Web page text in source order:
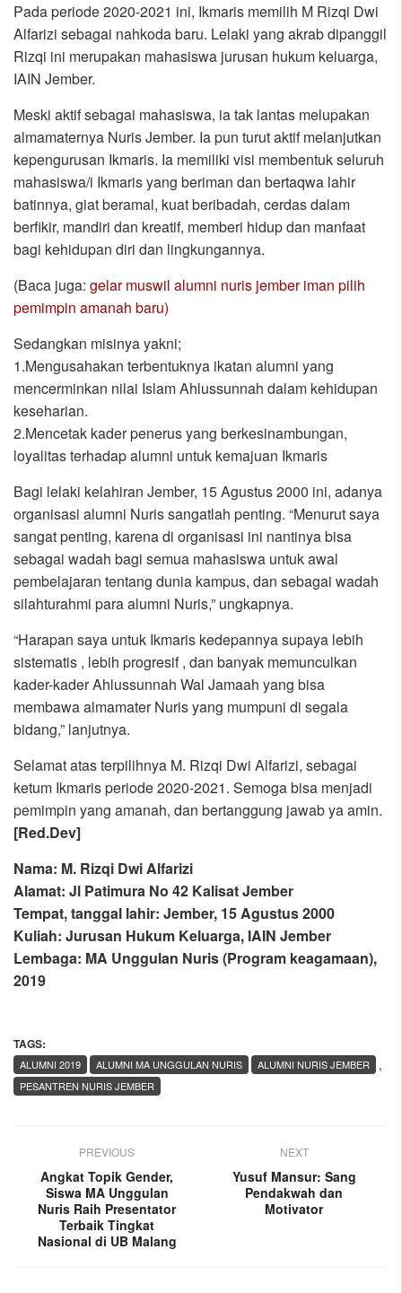
Pada periode 2020-2021 ini, Ikmaris memilih M Rizqi Dwi
Alfarizi sebagai nahkoda baru. Lelaki yang akrab dipanggil
Rizqi ini merupakan mahasiswa jurusan hukum keluarga,
IAIN Jember.
Meski aktif sebagai mahasiswa, ia tak lantas melupakan
almamaternya Nuris Jember. Ia pun turut aktif melanjutkan
kepengurusan Ikmaris. Ia memiliki visi membentuk seluruh
mahasiswa/i Ikmaris yang beriman dan bertaqwa lahir
batinnya, giat beramal, kuat beribadah, cerdas dalam
berfikir, mandiri dan kreatif, memberi hidup dan manfaat
bagi kehidupan diri dan lingkungannya.
(Baca juga: gelar muswil alumni nuris jember iman pilih
pemimpin amanah baru)
Sedangkan misinya yakni;
1.Mengusahakan terbentuknya ikatan alumni yang
mencerminkan nilai Islam Ahlussunnah dalam kehidupan
keseharian.
2.Mencetak kader penerus yang berkesinambungan,
loyalitas terhadap alumni untuk kemajuan Ikmaris
Bagi lelaki kelahiran Jember, 15 Agustus 2000 ini, adanya
organisasi alumni Nuris sangatlah penting. “Menurut saya
sangat penting, karena di organisasi ini nantinya bisa
sebagai wadah bagi semua mahasiswa untuk awal
pembelajaran tentang dunia kampus, dan sebagai wadah
silahturahmi para alumni Nuris,” ungkapnya.
“Harapan saya untuk Ikmaris kedepannya supaya lebih
sistematis , lebih progresif , dan banyak memunculkan
kader-kader Ahlussunnah Wal Jamaah yang bisa
membawa almamater Nuris yang mumpuni di segala
bidang,” lanjutnya.
Selamat atas terpilihnya M. Rizqi Dwi Alfarizi, sebagai
ketum Ikmaris periode 2020-2021. Semoga bisa menjadi
pemimpin yang amanah, dan bertanggung jawab ya amin.
[Red.Dev]
Nama: M. Rizqi Dwi Alfarizi
Alamat: Jl Patimura No 42 Kalisat Jember
Tempat, tanggal lahir: Jember, 15 Agustus 2000
Kuliah: Jurusan Hukum Keluarga, IAIN Jember
Lembaga: MA Unggulan Nuris (Program keagamaan),
2019
TAGS:
,
ALUMNI 2019 ALUMNI MA UNGGULAN NURIS
ALUMNI NURIS JEMBER
PESANTREN NURIS JEMBER
PREVIOUS
Angkat Topik Gender,
Siswa MA Unggulan
Nuris Raih Presentator
Terbaik Tingkat
Nasional di UB Malang
NEXT
Yusuf Mansur: Sang
Pendakwah dan
Motivator